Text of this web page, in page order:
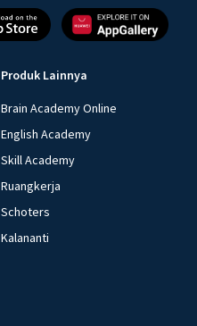
Produk Lainnya
Brain Academy Online
English Academy
Skill Academy
Ruangkerja
Schoters
Kalananti